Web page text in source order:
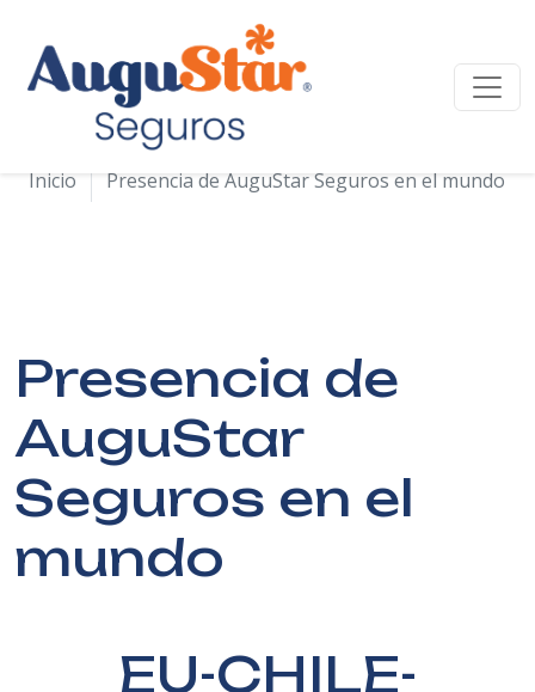
Iniciamos una nueva etapa de crecimiento para
seguir protegiendo tu bienestar financiero.
Revisa el ENLACE AQUÍ
Inicio Presencia de AuguStar Seguros en el mundo
Presencia de
AuguStar
Seguros en el
mundo
EU-CHILE-